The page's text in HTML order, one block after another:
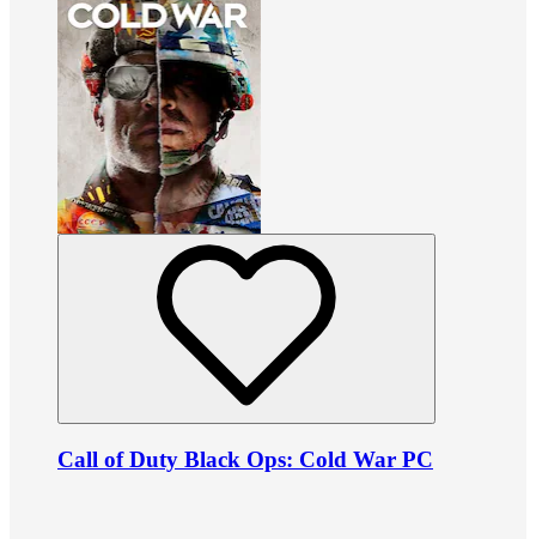
Call of Duty Black Ops: Cold War PC